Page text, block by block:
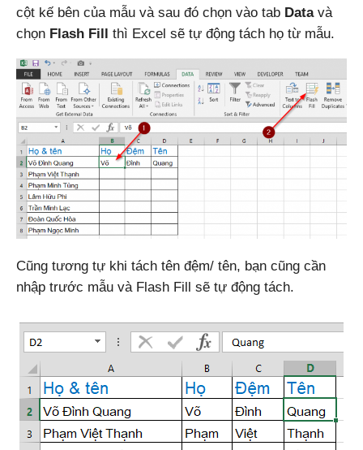
cột kế bên của mẫu và sau đó chọn vào tab Datavà
chọn Flash Fill thì Excel sẽ tự động tách họ từ mẫu.
Cũng tương tự khi tách tên đệm/ tên, bạn cũng cần
nhập trước mẫu và Flash Fill sẽ tự động tách.